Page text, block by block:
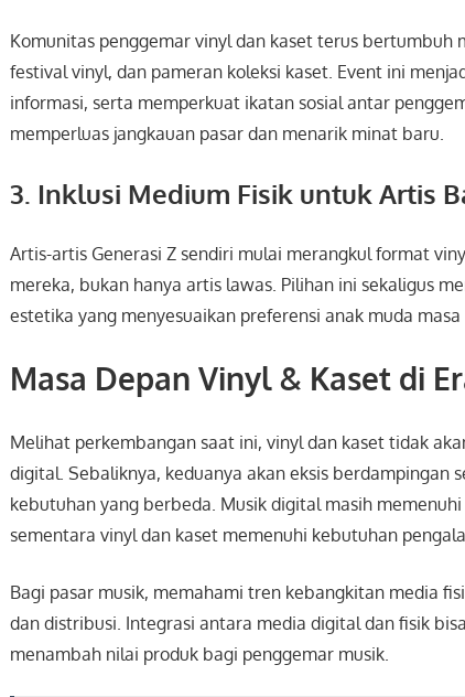
Komunitas penggemar vinyl dan kaset terus bertumbuh
festival vinyl, dan pameran koleksi kaset. Event ini
informasi, serta memperkuat ikatan sosial antar
memperluas jangkauan pasar dan menarik minat baru.
3. Inklusi Medium Fisik untuk Artis
Artis-artis Generasi Z sendiri mulai merangkul format
mereka, bukan hanya artis lawas. Pilihan ini sekaligus
estetika yang menyesuaikan preferensi anak muda masa
Masa Depan Vinyl & Kaset di
Melihat perkembangan saat ini, vinyl dan kaset tidak
digital. Sebaliknya, keduanya akan eksis berdampingan
kebutuhan yang berbeda. Musik digital masih
sementara vinyl dan kaset memenuhi kebutuhan
Bagi pasar musik, memahami tren kebangkitan media
dan distribusi. Integrasi antara media digital dan fisik
menambah nilai produk bagi penggemar musik.